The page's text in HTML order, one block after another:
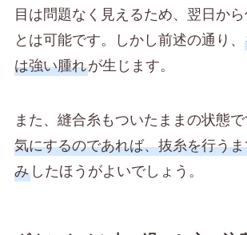
目は問題なく見えるため、翌日か
とは可能です。しかし前述の通り、
は強い腫れが生じます。
また、縫合糸もついたままの状態で
気にするのであれば、抜糸を行う
みしたほうがよいでしょう。